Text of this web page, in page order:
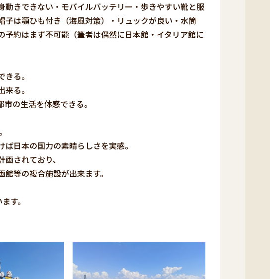
きできない・モバイルバッテリー・歩きやすい靴と服
は顎ひも付き（海風対策）・リュックが良い・水筒
予約はまず不可能（筆者は偶然に日本館・イタリア館に
る。
来る。
の生活を体感できる。
日本の国力の素晴らしさを実感。
されており、
の複合施設が出来ます。
す。